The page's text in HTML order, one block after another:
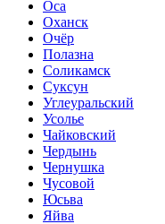
Оса
Оханск
Очёр
Полазна
Соликамск
Суксун
Углеуральский
Усолье
Чайковский
Чердынь
Чернушка
Чусовой
Юсьва
Яйва